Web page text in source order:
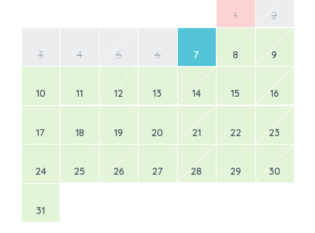
1 2
3 4 5 6 7 8 9
10 11 12 13 14 15 16
17 18 19 20 21 22 23
24 25 26 27 28 29 30
31